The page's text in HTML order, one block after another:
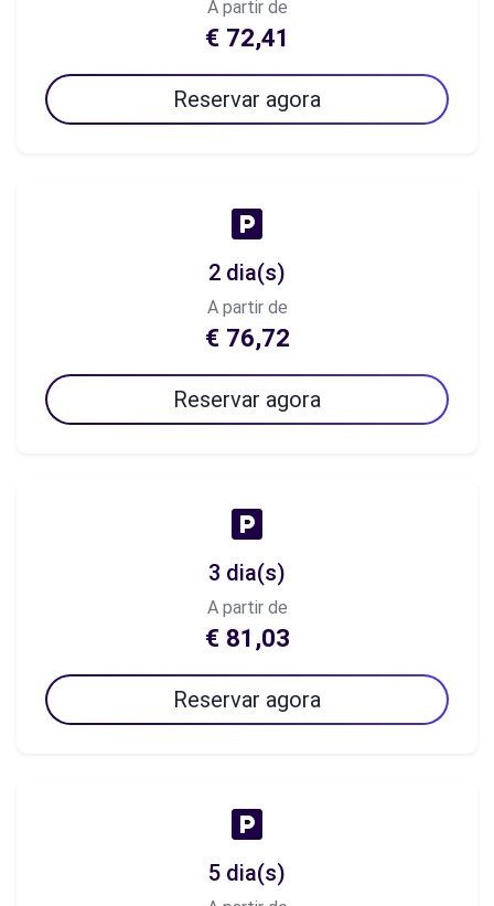
A partir de
€ 72,41
Reservar agora
2 dia(s)
A partir de
€ 76,72
Reservar agora
3 dia(s)
A partir de
€ 81,03
Reservar agora
5 dia(s)